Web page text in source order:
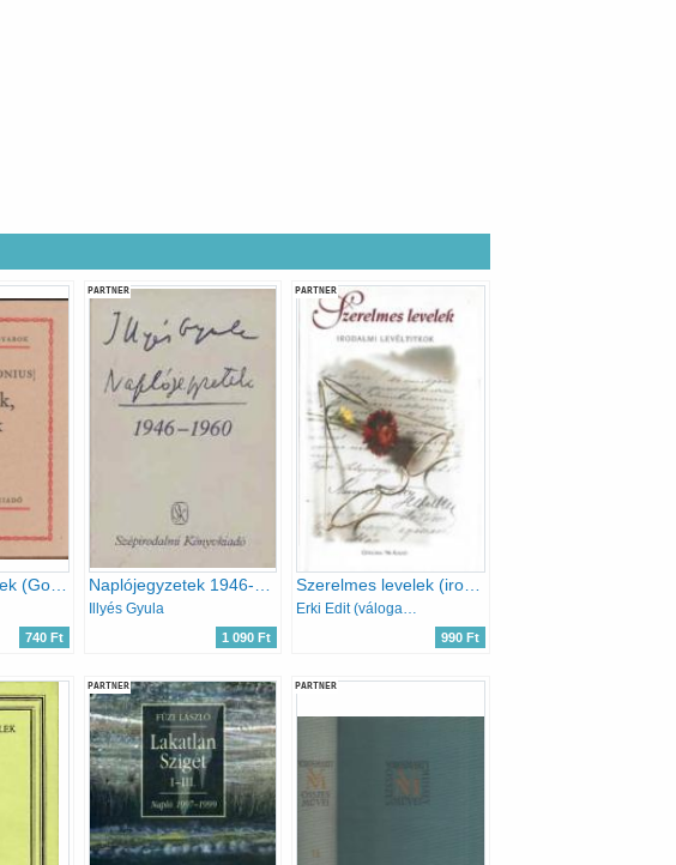
Beszédek, levelek (Gondolkodó magyarok)
740 Ft
PARTNER
Illyés Gyula
1 090 Ft
PARTNER
Erki Edit (válogatta)
990 Ft
PARTNER PARTNER